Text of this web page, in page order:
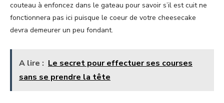
couteau à enfoncez dans le gateau pour savoir s’il est cuit ne
fonctionnera pas ici puisque le coeur de votre cheesecake
devra demeurer un peu fondant.
A lire : Le secret pour effectuer ses courses
sans se prendre la tête